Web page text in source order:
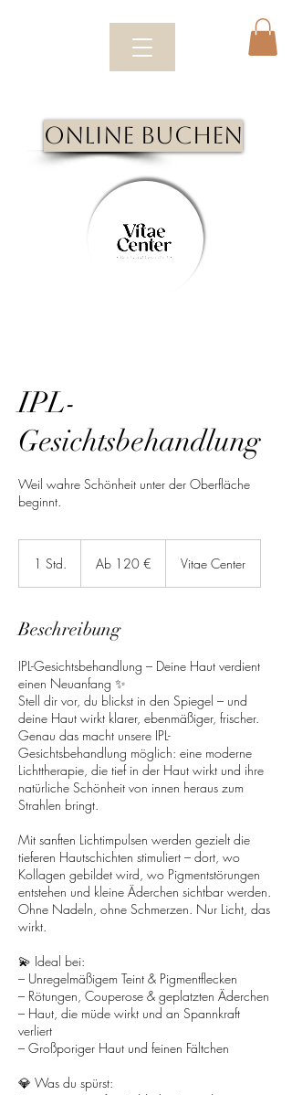
Online Buchen
IPL-
Gesichtsbehandlung
Weil wahre Schönheit unter der Oberfläche
beginnt.
1 Std.
EuroAb 120 € Vitae Center
Beschreibung
IPL-Gesichtsbehandlung – Deine Haut verdient
einen Neuanfang ✨
Stell dir vor, du blickst in den Spiegel – und
deine Haut wirkt klarer, ebenmäßiger, frischer.
Genau das macht unsere IPL-
Gesichtsbehandlung möglich: eine moderne
Lichttherapie, die tief in der Haut wirkt und ihre
natürliche Schönheit von innen heraus zum
Strahlen bringt.
Mit sanften Lichtimpulsen werden gezielt die
tieferen Hautschichten stimuliert – dort, wo
Kollagen gebildet wird, wo Pigmentstörungen
entstehen und kleine Äderchen sichtbar werden.
Ohne Nadeln, ohne Schmerzen. Nur Licht, das
wirkt.
💫 Ideal bei:
– Unregelmäßigem Teint & Pigmentflecken
– Rötungen, Couperose & geplatzten Äderchen
– Haut, die müde wirkt und an Spannkraft
verliert
– Großporiger Haut und feinen Fältchen
💎 Was du spürst: